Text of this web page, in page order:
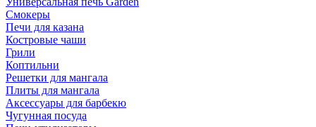
Смокеры
Печи для казана
Костровые чаши
Грили
Коптильни
Решетки для мангала
Плиты для мангала
Аксессуары для барбекю
Чугунная посуда